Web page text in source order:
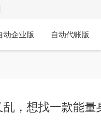
动企业版 自动代账版
，想找一款能